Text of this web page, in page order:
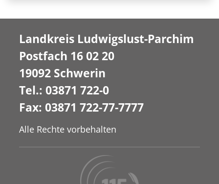
Landkreis Ludwigslust-Parchim
Postfach 16 02 20
19092 Schwerin
Tel.: 03871 722-0
Fax: 03871 722-77-7777
Alle Rechte vorbehalten